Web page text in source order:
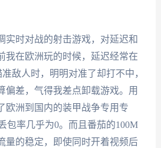
实时对战的射击游戏，对延迟和
我在欧洲玩的时候，延迟经常在
敌人时，明明对准了却打不中，
偏差，气得我差点卸载游戏。用
欧洲到国内的装甲战争专用专
包率几乎为0。而且番茄的100M
量的稳定，即使同时开着视频后